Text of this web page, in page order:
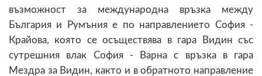
възможност за международна връзка между
България и Румъния е по направлението София -
Крайова, която се осъществява в гара Видин със
сутрешния влак София - Варна с връзка в гара
Мездра за Видин, както и в обратното направление